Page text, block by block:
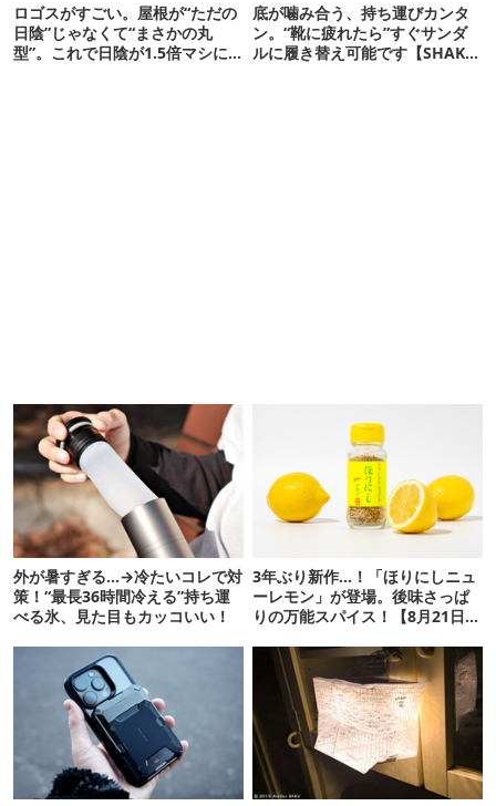
ロゴスがすごい。屋根が“ただの
日陰”じゃなくて“まさかの丸
型”。これで日陰が1.5倍マシに
底が噛み合う、持ち運びカンタ
ン。“靴に疲れたら”すぐサンダ
ルに履き替え可能です【SHAKA
外が暑すぎる…→冷たいコレで対
策！“最長36時間冷える”持ち運
べる氷、見た目もカッコいい！
3年ぶり新作…！「ほりにしニュ
ーレモン」が登場。後味さっぱ
りの万能スパイス！【8月21日発